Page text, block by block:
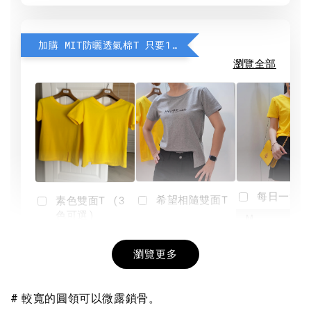
加購 MIT防曬透氣棉T 只要190元
瀏覽全部
素色雙面T (3
+
希望相隨雙面T
NT$ 190
-
每日一笑
瀏覽更多
# 較寬的圓領可以微露鎖骨。